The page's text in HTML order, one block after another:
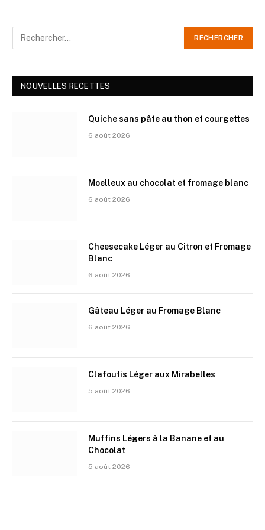
NOUVELLES RECETTES
Quiche sans pâte au thon et courgettes
6 août 2026
Moelleux au chocolat et fromage blanc
6 août 2026
Cheesecake Léger au Citron et Fromage
Blanc
6 août 2026
Gâteau Léger au Fromage Blanc
6 août 2026
Clafoutis Léger aux Mirabelles
5 août 2026
Muffins Légers à la Banane et au
Chocolat
5 août 2026